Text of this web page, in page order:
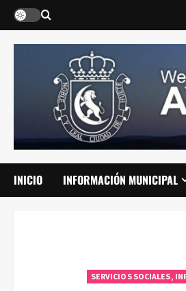
Saltar
contenido
INICIO INFORMACIÓN MUNICIPAL
SERVICIOS SOCIALES,